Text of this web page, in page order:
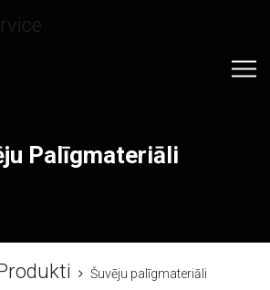
Palīgmateriāli
Šuvēju palīgmateriāli